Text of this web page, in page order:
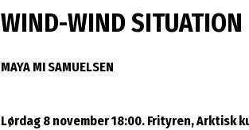
WIND-WIND SITUATION
MAYA MI SAMUELSEN
Lørdag 8 november 18:00. Frityren, Arktisk